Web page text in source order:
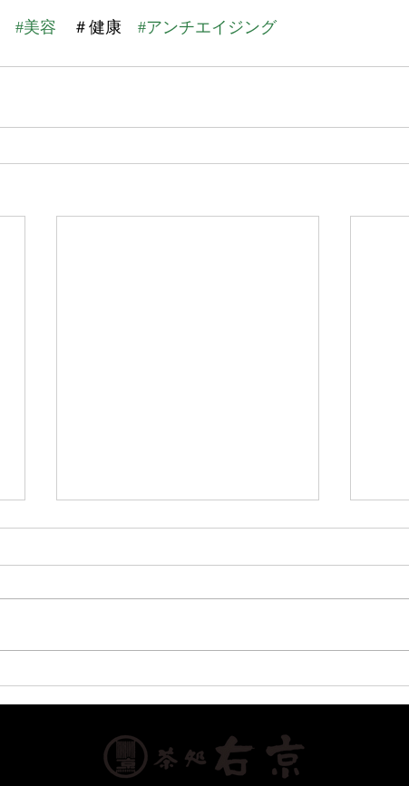
#美容 ＃健康 #アンチエイジング
新茶刻一刻 ⑤ 2026年４月
新